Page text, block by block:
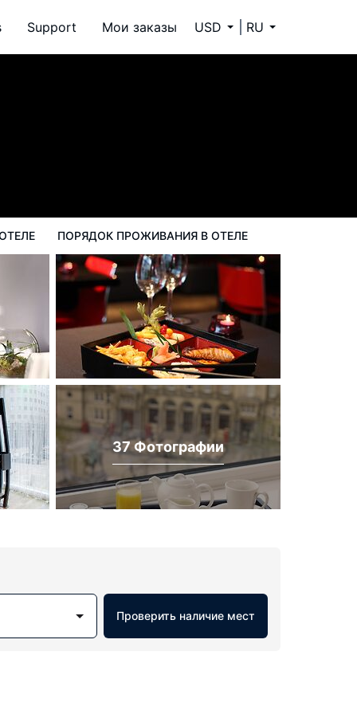
Support Мои заказы USD RU
ПОРЯДОК ПРОЖИВАНИЯ В ОТЕЛЕ
проживания в Отеле
37 Фотографии
Проверить наличие мест